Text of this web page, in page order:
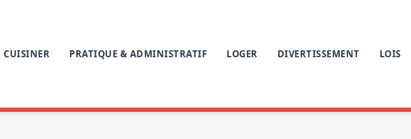
CUISINER PRATIQUE & ADMINISTRATIF LOGER DIVERTISSEMENT LOIS